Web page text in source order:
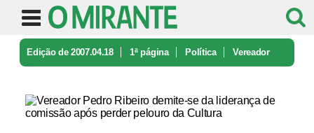
Edição de 2007.04.18 1ª página Política Vereador